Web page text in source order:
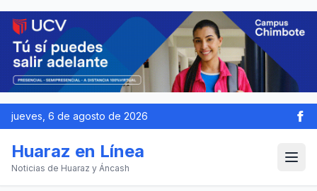
jueves, 6 de agosto de 2026
Huaraz en Línea
Noticias de Huaraz y Áncash